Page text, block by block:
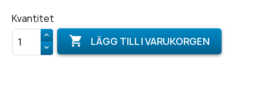
Kvantitet
 LÄGG TILL I VARUKORGEN